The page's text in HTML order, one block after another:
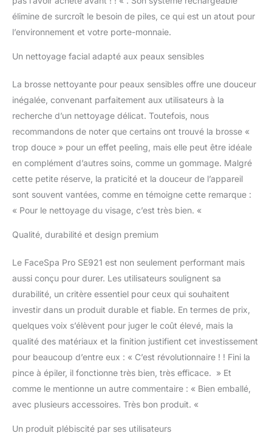
élimine de surcroît le besoin de piles, ce qui est un atout pour
l’environnement et votre porte-monnaie.
Un nettoyage facial adapté aux peaux sensibles
La brosse nettoyante pour peaux sensibles offre une douceur
inégalée, convenant parfaitement aux utilisateurs à la
recherche d’un nettoyage délicat. Toutefois, nous
recommandons de noter que certains ont trouvé la brosse «
trop douce » pour un effet peeling, mais elle peut être idéale
en complément d’autres soins, comme un gommage. Malgré
cette petite réserve, la praticité et la douceur de l’appareil
sont souvent vantées, comme en témoigne cette remarque :
« Pour le nettoyage du visage, c’est très bien. «
Qualité, durabilité et design premium
Le FaceSpa Pro SE921 est non seulement performant mais
aussi conçu pour durer. Les utilisateurs soulignent sa
durabilité, un critère essentiel pour ceux qui souhaitent
investir dans un produit durable et fiable. En termes de prix,
quelques voix s’élèvent pour juger le coût élevé, mais la
qualité des matériaux et la finition justifient cet investissement
pour beaucoup d’entre eux : « C’est révolutionnaire ! ! Fini la
pince à épiler, il fonctionne très bien, très efficace. » Et
comme le mentionne un autre commentaire : « Bien emballé,
avec plusieurs accessoires. Très bon produit. «
Un produit plébiscité par ses utilisateurs